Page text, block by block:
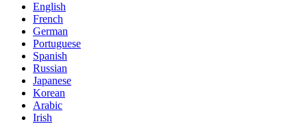
English
French
German
Portuguese
Spanish
Russian
Japanese
Korean
Arabic
Irish